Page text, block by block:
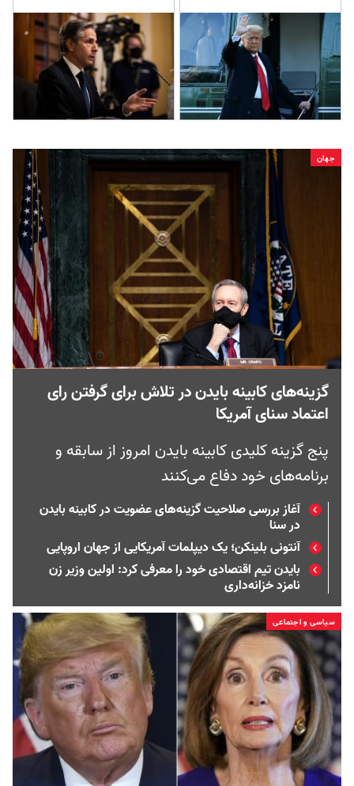
جهان
گزینه‌های کابینه بایدن در تلاش برای گرفتن رای
اعتماد سنای آمریکا
پنج گزینه کلیدی کابینه بایدن امروز از سابقه و
برنامه‌های خود دفاع می‌کنند
آغاز بررسی صلاحیت گزینه‌های عضویت در کابینه بایدن
در سنا
آنتونی بلینکن؛ یک دیپلمات آمریکایی از جهان اروپایی
بایدن تیم اقتصادی خود را معرفی کرد: اولین وزیر زن
نامزد خزانه‌داری
سیاسی و اجتماعی